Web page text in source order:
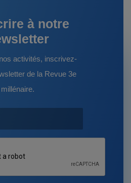
à notre
activités, inscrivez-
de la Revue 3e
millénaire.